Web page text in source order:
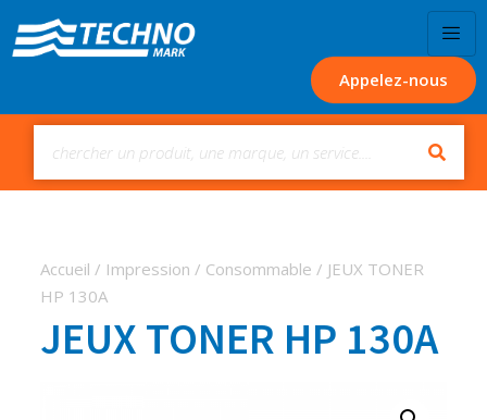
Appelez-nous
Accueil / Impression / Consommable / JEUX TONER
HP 130A
JEUX TONER HP 130A